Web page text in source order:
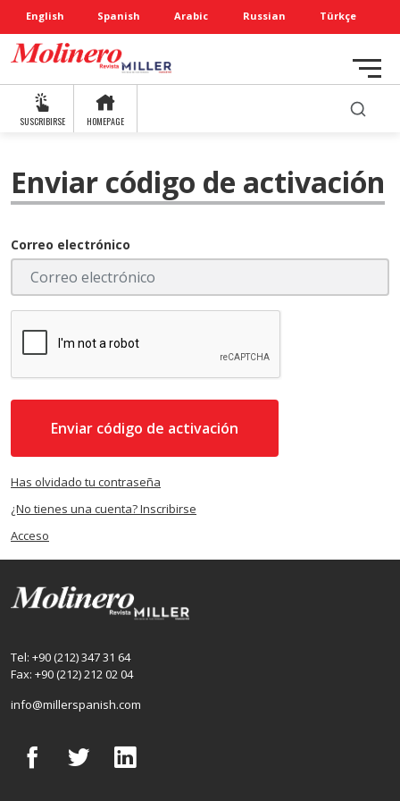
English Spanish Arabic Russian Türkçe
SUSCRIBIRSE HOMEPAGE
Enviar código de activación
Correo electrónico
Enviar código de activación
Has olvidado tu contraseña
¿No tienes una cuenta? Inscribirse
Acceso
Tel: +90 (212) 347 31 64
Fax: +90 (212) 212 02 04
info@millerspanish.com